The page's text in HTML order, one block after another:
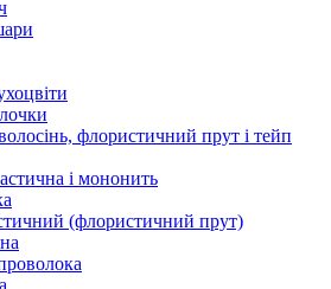
флористичний прут і тейп
і мононить
(флористичний прут)